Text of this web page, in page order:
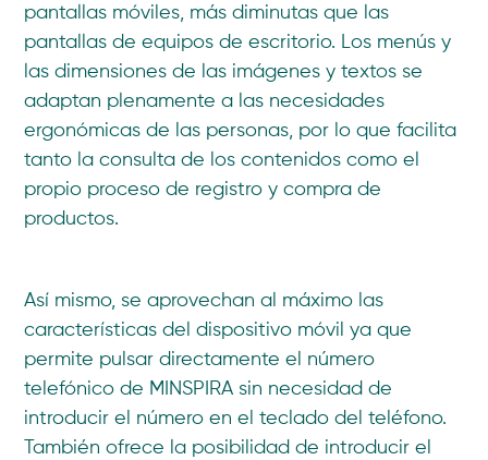
pantallas móviles, más diminutas que las
pantallas de equipos de escritorio. Los menús y
las dimensiones de las imágenes y textos se
adaptan plenamente a las necesidades
ergonómicas de las personas, por lo que facilita
tanto la consulta de los contenidos como el
propio proceso de registro y compra de
productos.
Así mismo, se aprovechan al máximo las
características del dispositivo móvil ya que
permite pulsar directamente el número
telefónico de MINSPIRA sin necesidad de
introducir el número en el teclado del teléfono.
También ofrece la posibilidad de introducir el